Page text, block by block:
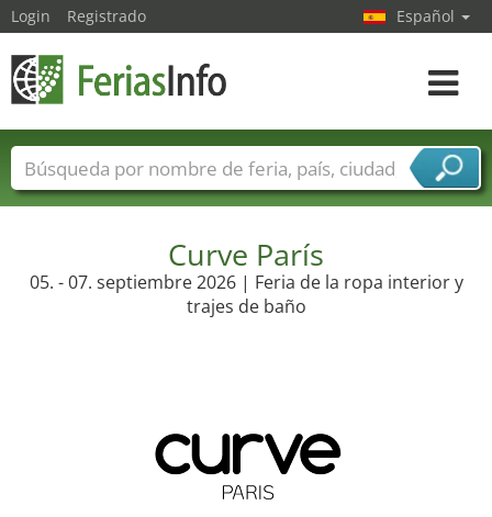
Curve París
05. - 07. septiembre 2026 | Feria de la ropa interior y
trajes de baño
Login Registrado Español
toggle
Nombres de ferias Países
Ciudades
Sectores de proveedor de servicios